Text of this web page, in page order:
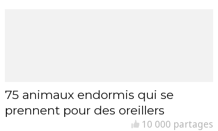
75 animaux endormis qui se
prennent pour des oreillers
10 000 partages